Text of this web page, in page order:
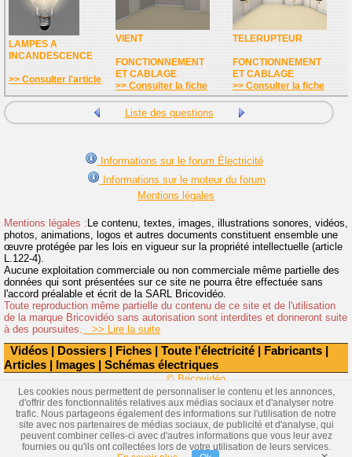
Vidéos | Dossiers | Fiches | Toute l'électricité | Fabricants |
Articles | Images | Schémas électriques
LAMPES A
INCANDESCENCE
>> Consulter l'article
VIENT
FONCTIONNEMENT
ET CABLAGE
>> Consulter la fiche
TELERUPTEUR
FONCTIONNEMENT
ET CABLAGE
>> Consulter la fiche
Liste des questions
Informations sur le forum Électricité
Informations sur le moteur du forum
Mentions légales
Mentions légales :Le contenu, textes, images, illustrations sonores, vidéos,
photos, animations, logos et autres documents constituent ensemble une
œuvre protégée par les lois en vigueur sur la propriété intellectuelle (article
L.122-4).
Aucune exploitation commerciale ou non commerciale même partielle des
données qui sont présentées sur ce site ne pourra être effectuée sans
l'accord préalable et écrit de la SARL Bricovidéo.
Toute reproduction même partielle du contenu de ce site et de l'utilisation
de la marque Bricovidéo sans autorisation sont interdites et donneront suite
à des poursuites.
>> Lire la suite
© Bricovidéo
Les cookies nous permettent de personnaliser le contenu et les annonces,
d'offrir des fonctionnalités relatives aux médias sociaux et d'analyser notre
trafic. Nous partageons également des informations sur l'utilisation de notre
site avec nos partenaires de médias sociaux, de publicité et d'analyse, qui
peuvent combiner celles-ci avec d'autres informations que vous leur avez
fournies ou qu'ils ont collectées lors de votre utilisation de leurs services.